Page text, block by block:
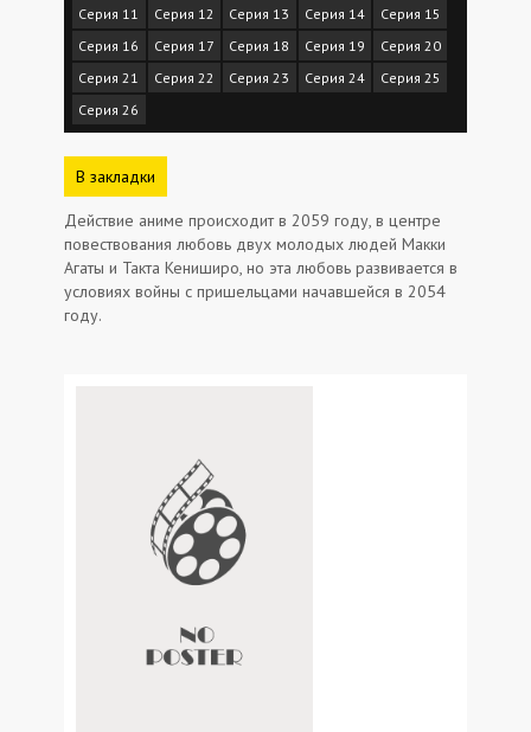
Серия 11
Серия 12 Серия 13 Серия 14
Серия 15
Серия 16
Серия 17 Серия 18 Серия 19
Серия 20
Серия 21
Серия 22 Серия 23 Серия 24
Серия 25
Серия 26
В закладки
Действие аниме происходит в 2059 году, в центре
повествования любовь двух молодых людей Макки
Агаты и Такта Кениширо, но эта любовь развивается в
условиях войны с пришельцами начавшейся в 2054
году.